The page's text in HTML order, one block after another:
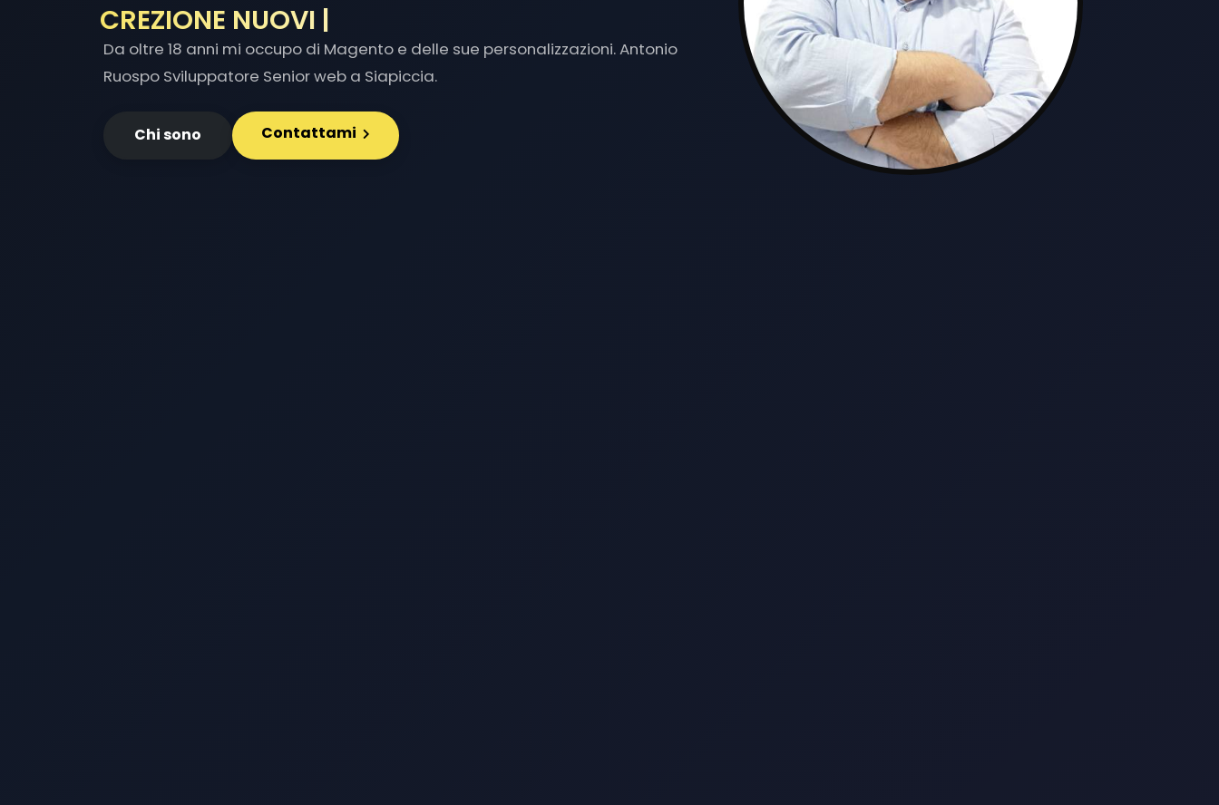
INTEGR|
Da oltre 18 anni mi occupo di Magento e delle sue personalizzazioni. Antonio
Ruospo Sviluppatore Senior web a Siapiccia.
Chi sono Contattami